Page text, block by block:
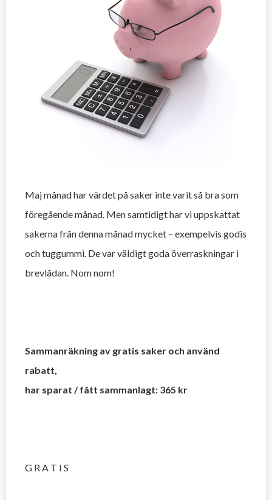
Maj månad har värdet på saker inte varit så bra som
föregående månad. Men samtidigt har vi uppskattat
sakerna från denna månad mycket – exempelvis godis
och tuggummi. De var väldigt goda överraskningar i
brevlådan. Nom nom!
Sammanräkning av gratis saker och använd
rabatt,
har sparat / fått sammanlagt: 365 kr
G R A T I S